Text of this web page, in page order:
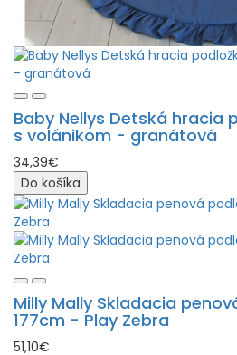
Baby Nellys Detská hracia
s volánikom - granátová
34,39€
Do košíka
Milly Mally Skladacia
177cm - Play Zebra
51,10€